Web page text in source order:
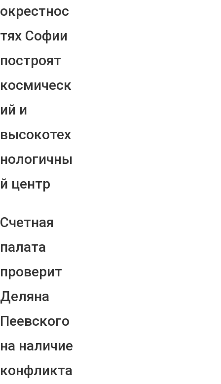
окрестнос
тях Софии
построят
космическ
ий и
высокотех
нологичны
й центр
Счетная
палата
проверит
Деляна
Пеевского
на наличие
конфликта